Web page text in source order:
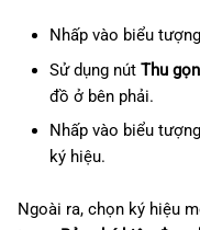
Nhấp vào biểu tượng
Sử dụng nút Thu
đồ ở bên phải.
Nhấp vào biểu tượng
ký hiệu.
Ngoài ra, chọn ký hiệu